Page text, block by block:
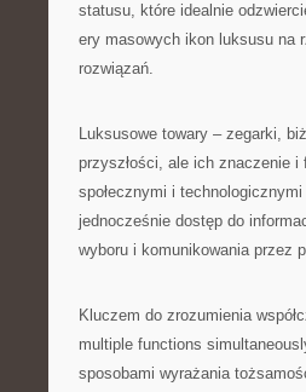
statusu, które idealnie
ery masowych ikon luksusu na
rozwiązań.
Luksusowe towary – zegarki,
przyszłości, ale ich znaczenie
społecznymi i
jednocześnie dostęp do
wyboru i komunikowania przez
Kluczem do zrozumienia
multiple functions
sposobami wyrażania